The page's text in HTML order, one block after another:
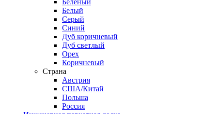
Беленый
Белый
Серый
Синий
Дуб коричневый
Дуб светлый
Орех
Коричневый
Страна
Австрия
США/Китай
Польша
Россия